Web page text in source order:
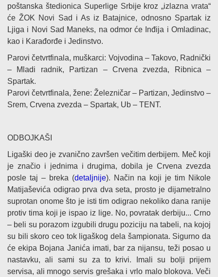
poštanska štedionica Superlige Srbije kroz „izlazna vrata“
će ŽOK Novi Sad i As iz Batajnice, odnosno Spartak iz
Ljiga i Novi Sad Maneks, na odmor će Inđija i Omladinac,
kao i Karađorđe i Jedinstvo.
Parovi četvrtfinala, muškarci: Vojvodina – Takovo, Radnički
– Mladi radnik, Partizan – Crvena zvezda, Ribnica –
Spartak.
Parovi četvrtfinala, žene: Železničar – Partizan, Jedinstvo –
Srem, Crvena zvezda – Spartak, Ub – TENT.
ODBOJKAŠI
Ligaški deo je zvanično završen večitim derbijem. Meč koji
je značio i jednima i drugima, dobila je Crvena zvezda
posle taj – breka (detaljnije). Način na koji je tim Nikole
Matijaševića odigrao prva dva seta, prosto je dijametralno
suprotan onome što je isti tim odigrao nekoliko dana ranije
protiv tima koji je ispao iz lige. No, povratak derbiju... Crno
– beli su porazom izgubili drugu poziciju na tabeli, na kojoj
su bili skoro ceo tok ligaškog dela šampionata. Sigurno da
će ekipa Bojana Janića imati, bar za nijansu, teži posao u
nastavku, ali sami su za to krivi. Imali su bolji prijem
servisa, ali mnogo servis grešaka i vrlo malo blokova. Veči